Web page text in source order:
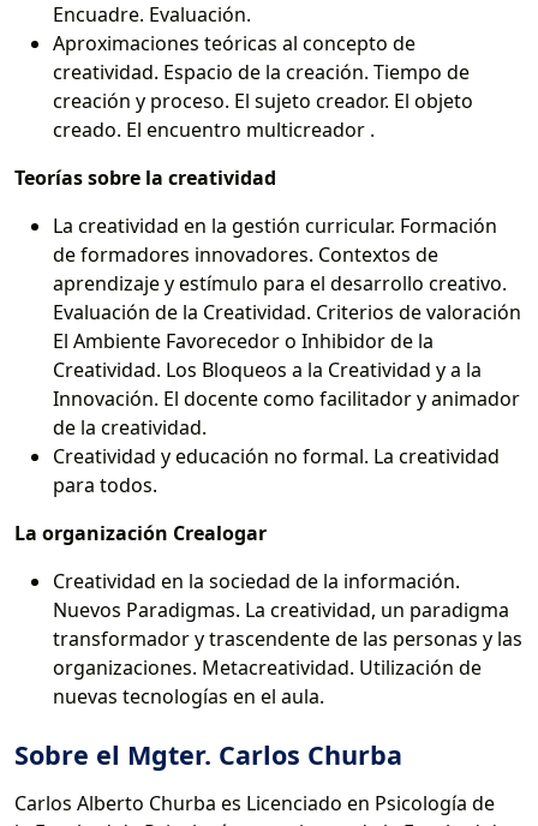
Encuadre. Evaluación.
Aproximaciones teóricas al concepto de
creatividad. Espacio de la creación. Tiempo de
creación y proceso. El sujeto creador. El objeto
creado. El encuentro multicreador .
Teorías sobre la creatividad
La creatividad en la gestión curricular. Formación
de formadores innovadores. Contextos de
aprendizaje y estímulo para el desarrollo creativo.
Evaluación de la Creatividad. Criterios de valoración
El Ambiente Favorecedor o Inhibidor de la
Creatividad. Los Bloqueos a la Creatividad y a la
Innovación. El docente como facilitador y animador
de la creatividad.
Creatividad y educación no formal. La creatividad
para todos.
La organización Crealogar
Creatividad en la sociedad de la información.
Nuevos Paradigmas. La creatividad, un paradigma
transformador y trascendente de las personas y las
organizaciones. Metacreatividad. Utilización de
nuevas tecnologías en el aula.
Sobre el Mgter. Carlos Churba
Carlos Alberto Churba es Licenciado en Psicología de